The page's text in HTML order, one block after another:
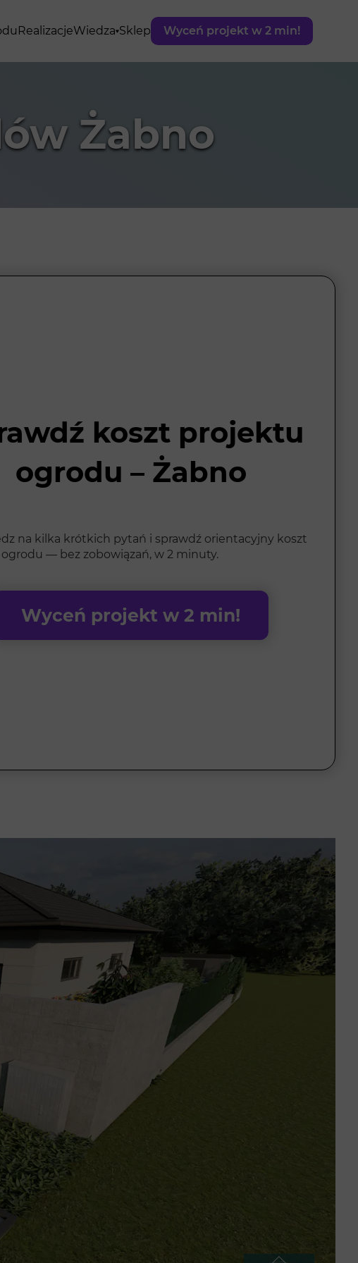
RealizacjeWiedza Sklep Wyceń projekt w 2 min!
Żabno
koszt projektu
ogrodu – Żabno
na kilka krótkich pytań i sprawdź orientacyjny koszt
— bez zobowiązań, w 2 minuty.
Wyceń projekt w 2 min!